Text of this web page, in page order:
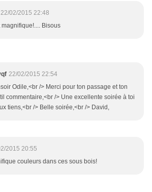
22/02/2015 22:48
magnifique!.... Bisous
22/02/2015 22:54
Odile,<br /> Merci pour ton passage et ton
commentaire,<br /> Une excellente soirée à toi
tiens,<br /> Belle soirée,<br /> David,
2015 20:55
couleurs dans ces sous bois!